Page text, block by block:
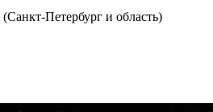
(Санкт-Петербург и область)